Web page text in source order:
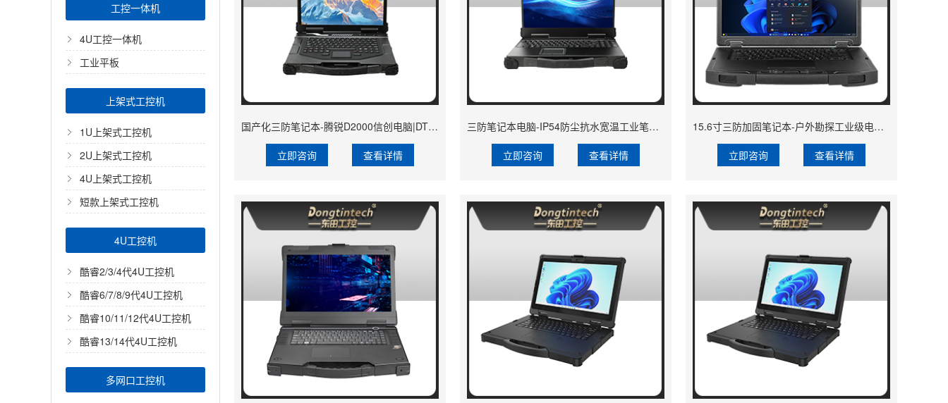
工控一体机
4U工控一体机
工业平板
上架式工控机
1U上架式工控机
2U上架式工控机
4U上架式工控机
短款上架式工控机
4U工控机
酷睿2/3/4代4U工控机
酷睿6/7/8/9代4U工控机
酷睿10/11/12代4U工控机
酷睿13/14代4U工控机
多网口工控机
国产化三防笔记本-腾锐D2000信创电脑|DTN-S14D8A
立即咨询 查看详情
三防笔记本电脑-IP54防尘抗水宽温工业笔记本|DTN-S1413H
立即咨询 查看详情
15.6寸三防加固笔记本-户外勘探工业级电脑|高耐用便携|DTN-S1514G
立即咨询 查看详情